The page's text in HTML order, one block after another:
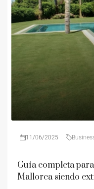
11/06/2025
Guía completa
Mallorca siendo